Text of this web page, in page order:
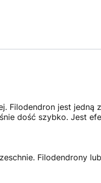
Filodendron jest jedną
dość szybko. Jest
Filodendrony